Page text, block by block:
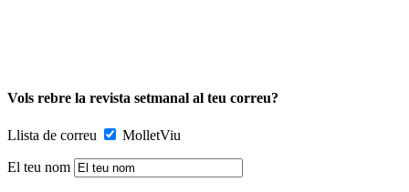
Vols rebre la revista setmanal al teu correu?
Llista de correu MolletViu
El teu nom